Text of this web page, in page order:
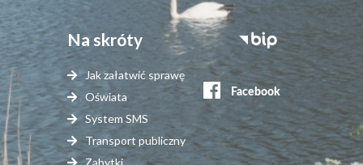
Na skróty
Jak załatwić sprawę
Oświata
System SMS
Transport publiczny
Zabytki
Stopka
serwisy
zewnętrzne